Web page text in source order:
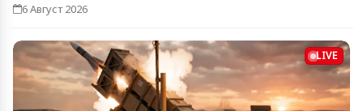
6 Август 2026
LIVE